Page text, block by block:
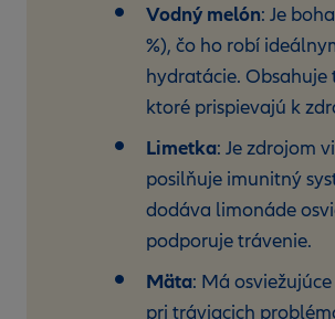
Vodný melón: Je
%), čo ho robí
hydratácie. Obsahuje
ktoré prispievajú k
Limetka: Je zdrojom
posilňuje imunitný
dodáva limonáde
podporuje trávenie.
Mäta: Má
pri tráviacich